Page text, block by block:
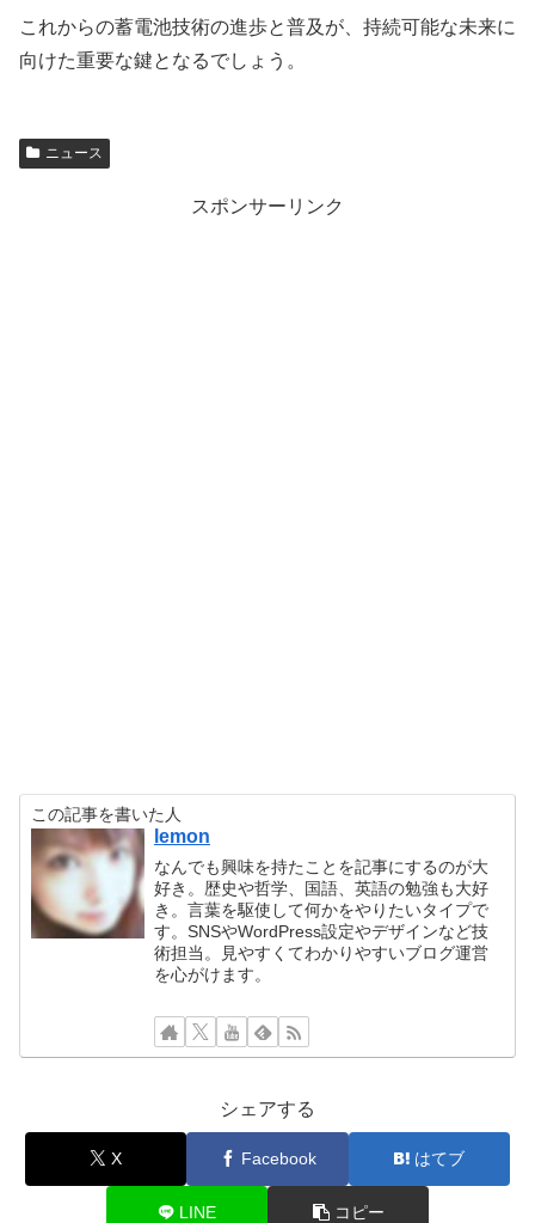
これからの蓄電池技術の進歩と普及が、持続可能な未来に
向けた重要な鍵となるでしょう。
ニュース
スポンサーリンク
この記事を書いた人
lemon
なんでも興味を持たことを記事にするのが大
好き。歴史や哲学、国語、英語の勉強も大好
き。言葉を駆使して何かをやりたいタイプで
す。SNSやWordPress設定やデザインなど技
術担当。見やすくてわかりやすいブログ運営
を心がけます。
シェアする
X Facebook はてブ
LINE コピー